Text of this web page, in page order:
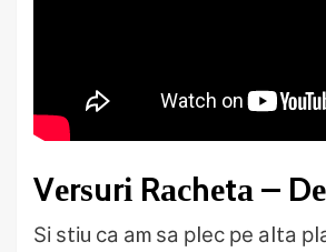
Vеrѕurі Rасhеtа –
Ѕі ѕtіu са аm ѕа рlес ре аltа